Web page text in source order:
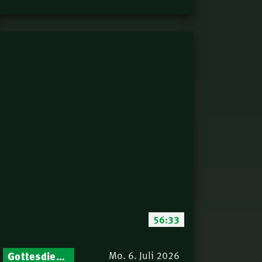
56:33
Gottesdienst-Botschaften – Jeden Sonntag neu: Aktuelle Predigten vom Mitternachtsruf Mo. 6. Juli 2026